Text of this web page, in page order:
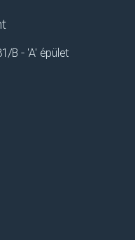
B - 'A' épület